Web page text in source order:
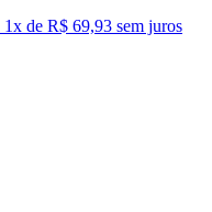
1x de R$ 69,93 sem juros